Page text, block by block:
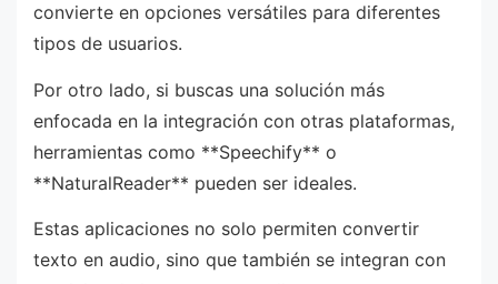
convierte en opciones versátiles para diferentes
tipos de usuarios.
Por otro lado, si buscas una solución más
enfocada en la integración con otras plataformas,
herramientas como **Speechify** o
**NaturalReader** pueden ser ideales.
Estas aplicaciones no solo permiten convertir
texto en audio, sino que también se integran con